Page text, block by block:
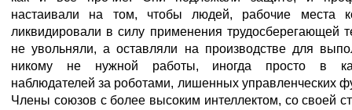
настаивали на том, чтобы людей, рабочие места
ликвидировали в силу применения трудосберегающей
не увольняли, а оставляли на производстве для
никому не нужной работы, иногда просто в
наблюдателей за роботами, лишенных управленческих
Члены союзов с более высоким интеллектом, со своей